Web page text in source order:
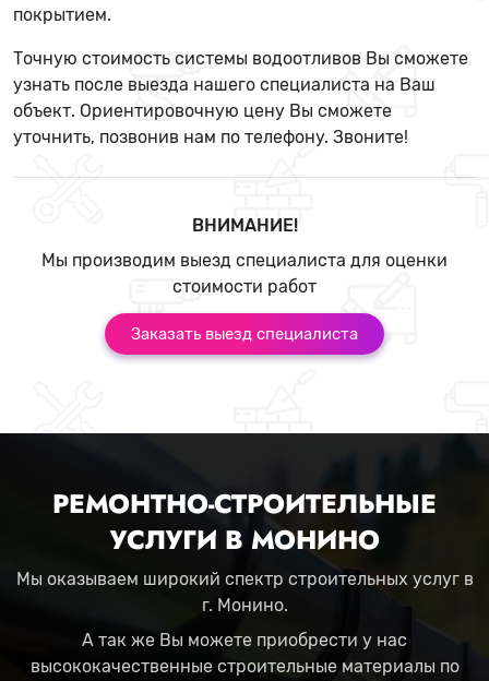
покрытием.
Точную стоимость системы водоотливов Вы сможете
узнать после выезда нашего специалиста на Ваш
объект. Ориентировочную цену Вы сможете
уточнить, позвонив нам по телефону. Звоните!
ВНИМАНИЕ!
Мы производим выезд специалиста для оценки
стоимости работ
Заказать выезд специалиста
РЕМОНТНО-СТРОИТЕЛЬНЫЕ
УСЛУГИ В МОНИНО
Мы оказываем широкий спектр строительных услуг в
г. Монино.
А так же Вы можете приобрести у нас
высококачественные строительные материалы по